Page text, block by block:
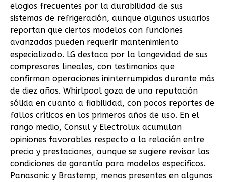
elogios frecuentes por la durabilidad de sus
sistemas de refrigeración, aunque algunos usuarios
reportan que ciertos modelos con funciones
avanzadas pueden requerir mantenimiento
especializado. LG destaca por la longevidad de sus
compresores lineales, con testimonios que
confirman operaciones ininterrumpidas durante más
de diez años. Whirlpool goza de una reputación
sólida en cuanto a fiabilidad, con pocos reportes de
fallos críticos en los primeros años de uso. En el
rango medio, Consul y Electrolux acumulan
opiniones favorables respecto a la relación entre
precio y prestaciones, aunque se sugiere revisar las
condiciones de garantía para modelos específicos.
Panasonic y Brastemp, menos presentes en algunos